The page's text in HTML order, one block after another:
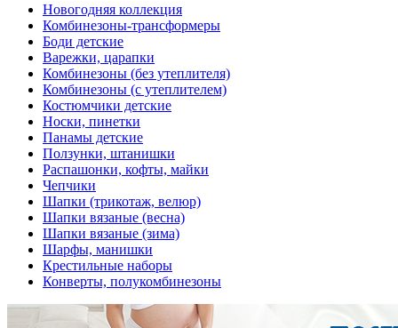
Новогодняя коллекция
Комбинезоны-трансформеры
Боди детские
Варежки, царапки
Комбинезоны (без утеплителя)
Комбинезоны (с утеплителем)
Костюмчики детские
Носки, пинетки
Панамы детские
Ползунки, штанишки
Распашонки, кофты, майки
Чепчики
Шапки (трикотаж, велюр)
Шапки вязаные (весна)
Шапки вязаные (зима)
Шарфы, манишки
Крестильные наборы
Конверты, полукомбинезоны